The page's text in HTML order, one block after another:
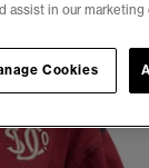
assist in our marketing
Cookies